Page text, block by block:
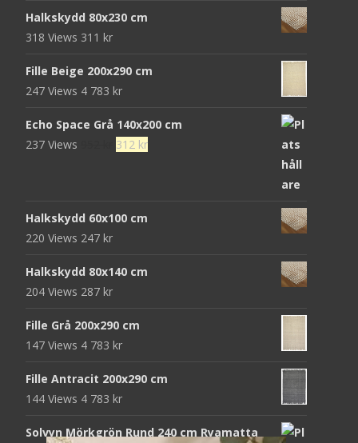
Halkskydd 80x230 cm
318 Views 311 kr
Fille Beige 200x290 cm
247 Views 4 783 kr
Echo Space Grå 140x200 cm
237 Views
Det
952 kr.
312 krDet
Halkskydd 60x100 cm
220 Views 247 kr
Halkskydd 80x140 cm
204 Views 287 kr
Fille Grå 200x290 cm
147 Views 4 783 kr
Fille Antracit 200x290 cm
144 Views 4 783 kr
Solvyn Mörkgrön Rund 240 cm Ryamatta